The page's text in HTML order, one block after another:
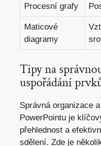
Procesní​ grafy
Maticové
diagramy
Tipy na
uspořádání
Správná ‌organizace
PowerPointu ⁢je
přehlednost⁢ a
sdělení. Zde je